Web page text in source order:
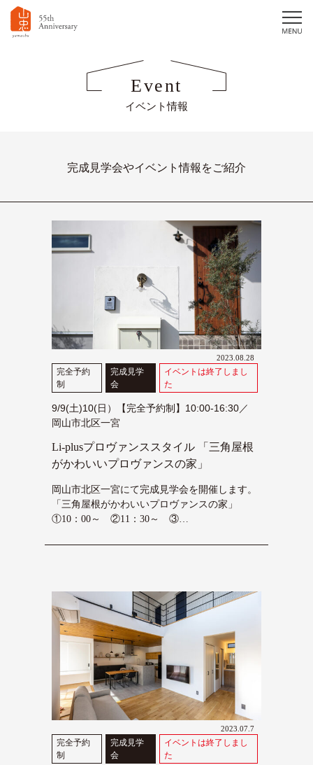
Event
イベント情報
完成見学会やイベント情報をご紹介
2023.08.28
完全予約
制
完成見学
会
イベントは終了しまし
た
9/9(土)10(日）【完全予約制】10:00-16:30／
岡山市北区一宮
Li-plusプロヴァンススタイル 「三角屋根
がかわいいプロヴァンスの家」
岡山市北区一宮にて完成見学会を開催します。
「三角屋根がかわいいプロヴァンスの家」
①10：00～ ②11：30～ ③…
2023.07.7
完全予約
制
完成見学
会
イベントは終了しまし
た